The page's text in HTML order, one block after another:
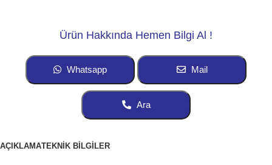
Ürün Hakkında Hemen Bilgi Al !
Whatsapp Mail
Ara
AÇIKLAMATEKNİK BİLGİLER